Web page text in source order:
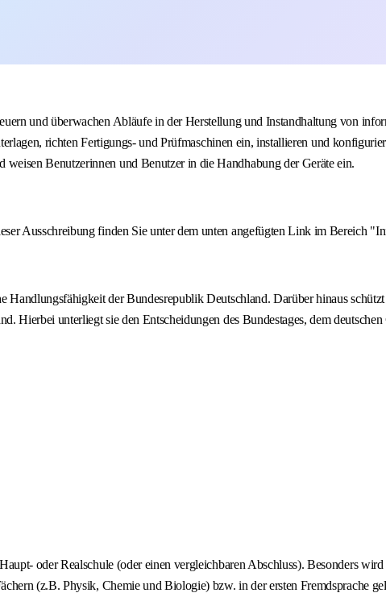
und überwachen Abläufe in der Herstellung und Instandhaltung von
richten Fertigungs- und Prüfmaschinen ein, installieren und
Benutzerinnen und Benutzer in die Handhabung der Geräte ein.
Ausschreibung finden Sie unter dem unten angefügten Link im Bereich
der Bundesrepublik Deutschland. Darüber hinaus
Hierbei unterliegt sie den Entscheidungen des Bundestages, dem
oder Realschule (oder einen vergleichbaren Abschluss). Besonders
(z.B. Physik, Chemie und Biologie) bzw. in der ersten Fremdsprache